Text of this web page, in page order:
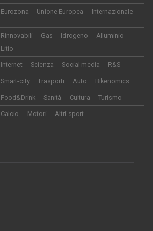
Eurozona Unione Europea Internazionale
Rinnovabili Gas Idrogeno
Alluminio
Litio
Internet Scienza Social media R&S
Smart-city Trasporti Auto Bikenomics
Food&Drink Sanità Cultura Turismo
Calcio Motori Altri sport